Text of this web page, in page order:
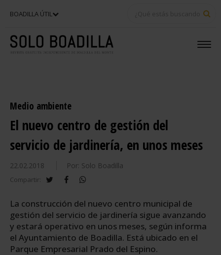
BOADILLA ÚTIL
Medio ambiente
El nuevo centro de gestión del
servicio de jardinería, en unos meses
22.02.2018 Por: Solo Boadilla
Compartir: twitterfacebook
La construcción del nuevo centro municipal de
gestión del servicio de jardinería sigue avanzando
y estará operativo en unos meses, según informa
el Ayuntamiento de Boadilla. Está ubicado en el
Parque Empresarial Prado del Espino.